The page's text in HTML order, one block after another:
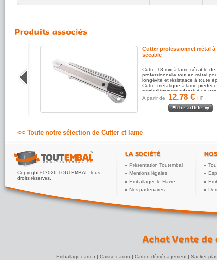
carton
Cutter professionnel métal à
sécable
Cutter 18 mm à lame sécable de
professionnelle tout en métal
longévité et résistance à toute
Cutter métallique à lame
particulièrement adapté à un
A partir de 12.78 € HT
<< Toute notre sélection de Cutter et lame
Copyright © 2026 TOUTEMBAL Tous
droits réservés.
Présentation Toutembal
Mentions légales
Emballages le Havre
Nos partenaires
Emballage carton | Caisse carton | Carton déménagement | Sachet